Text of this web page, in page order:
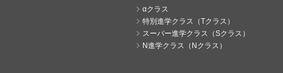
αクラス
特別進学クラス（Tクラス）
スーパー進学クラス（Sクラス）
N進学クラス（Nクラス）